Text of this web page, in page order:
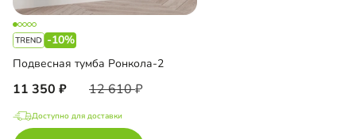
-10%
Подвесная тумба Ронкола-2
11 350 12 610
Доступно для доставки